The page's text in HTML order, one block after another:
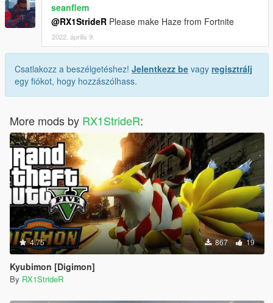
seanflem
@RX1StrideR Please make Haze from Fortnite
2022. április 9.
Csatlakozz a beszélgetéshez! Jelentkezz be vagy regisztrálj
egy fiókot, hogy hozzászólhass.
More mods by RX1StrideR:
4.75 867 19
Kyubimon [Digimon]
By RX1StrideR